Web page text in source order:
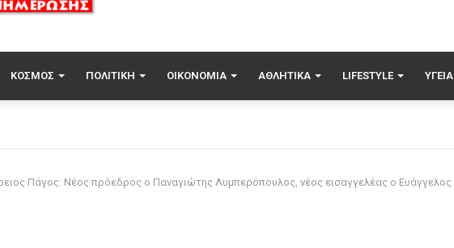
ΚΌΣΜΟΣ ΠΟΛΙΤΙΚΉ ΟΙΚΟΝΟΜΊΑ ΑΘΛΗΤΙΚΆ LIFESTYLE ΥΓΕΊΑ
Πάγος: Νέος πρόεδρος ο Παναγιώτης Λυμπερόπουλος, νέος εισαγγελέας ο Ευάγγελος